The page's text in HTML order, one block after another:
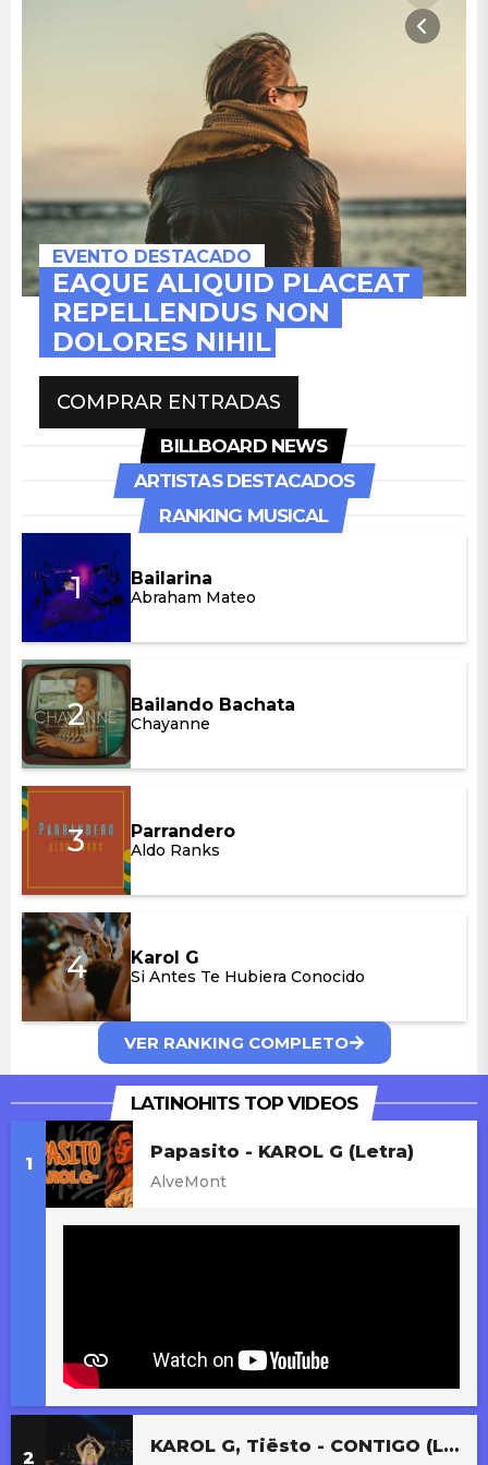
EVENTO DESTACADO
EAQUE ALIQUID PLACEAT
REPELLENDUS NON
DOLORES NIHIL
COMPRAR ENTRADAS
BILLBOARD NEWS
ARTISTAS DESTACADOS
RANKING MUSICAL
1 Bailarina
Abraham Mateo
Bailarina
Abraham Mateo
2 Bailando Bachata
Chayanne
Bailando Bachata
3 Parrandero
Aldo Ranks
Parrandero
Aldo Ranks
4 Karol G
Si Antes Te Hubiera Conocido
Si Antes Te Hubiera Conocido
VER RANKING COMPLETO
LATINOHITS TOP VIDEOS
Papasito - KAROL G (Letra)
AlveMont
KAROL G, Tiësto - CONTIGO (Live Version)